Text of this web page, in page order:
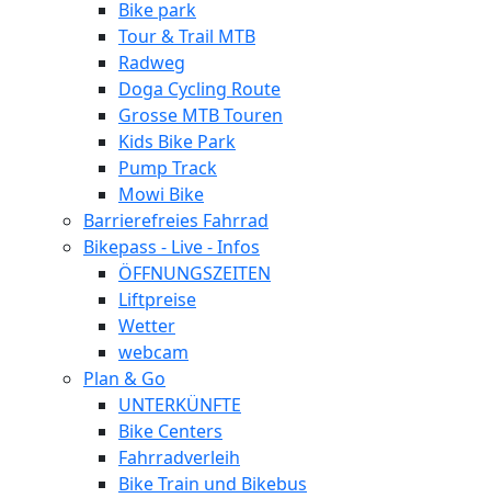
Bike park
Tour & Trail MTB
Radweg
Doga Cycling Route
Grosse MTB Touren
Kids Bike Park
Pump Track
Mowi Bike
Barrierefreies Fahrrad
Bikepass - Live - Infos
ÖFFNUNGSZEITEN
Liftpreise
Wetter
webcam
Plan & Go
UNTERKÜNFTE
Bike Centers
Fahrradverleih
Bike Train und Bikebus